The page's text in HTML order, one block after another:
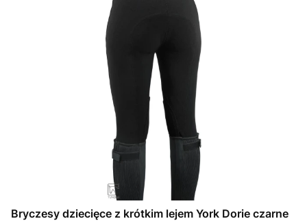
Bryczesy dziecięce z krótkim lejem York Dorie czarne